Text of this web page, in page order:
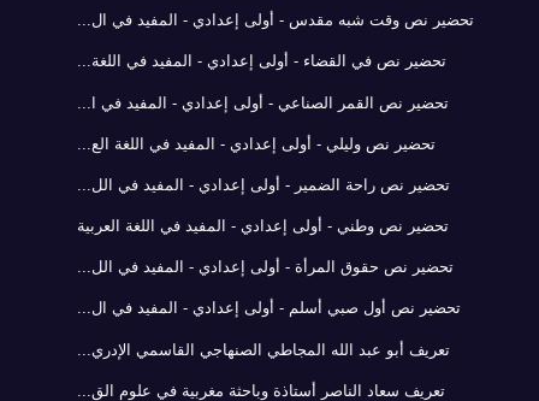
تحضير نص وقت شبه مقدس - أولى إعدادي - المفيد في ال...
تحضير نص في القضاء - أولى إعدادي - المفيد في اللغة...
تحضير نص القمر الصناعي - أولى إعدادي - المفيد في ا...
تحضير نص وليلي - أولى إعدادي - المفيد في اللغة الع...
تحضير نص راحة الضمير - أولى إعدادي - المفيد في الل...
تحضير نص وطني - أولى إعدادي - المفيد في اللغة العربية
تحضير نص حقوق المرأة - أولى إعدادي - المفيد في الل...
تحضير نص أول صبي أسلم - أولى إعدادي - المفيد في ال...
تعريف أبو عبد الله المجاطي الصنهاجي القاسمي الإدري...
تعريف سعاد الناصر أستاذة وباحثة مغربية في علوم الق...